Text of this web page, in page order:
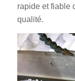
rapide et fiable
qualité.